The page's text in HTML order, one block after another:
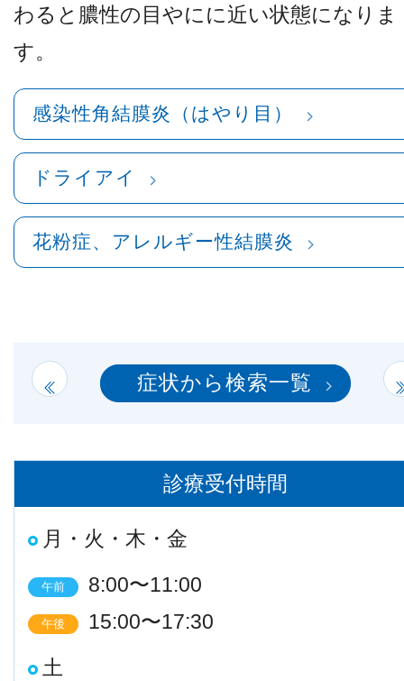
わると膿性の目やにに近い状態になりま
す。
感染性角結膜炎（はやり目）
ドライアイ
花粉症、アレルギー性結膜炎
症状から検索一覧
診療受付時間
月・火・木・金
午前 8:00〜11:00
午後
15:00〜17:30
土